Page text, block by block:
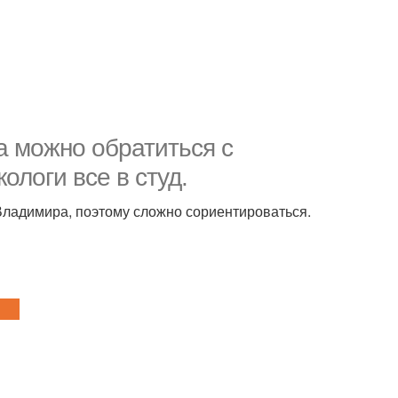
можно обратиться с
все в студ.
поэтому сложно сориентироваться.